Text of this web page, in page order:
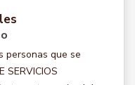
personas que se
SERVICIOS